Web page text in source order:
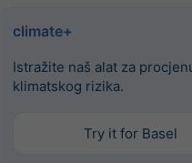
climate+
Istražite naš alat za
klimatskog rizika.
Try it for Basel